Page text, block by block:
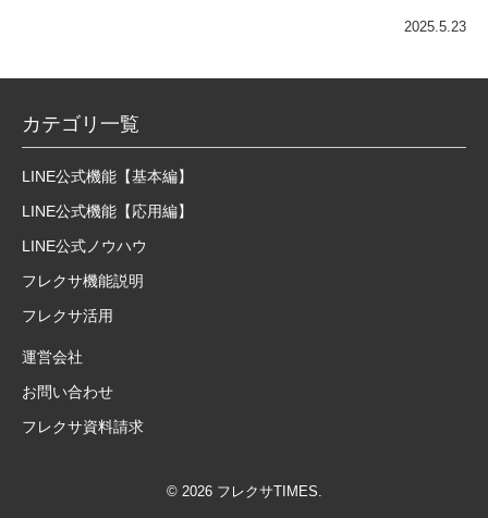
2025.5.23
カテゴリ一覧
LINE公式機能【基本編】
LINE公式機能【応用編】
LINE公式ノウハウ
フレクサ機能説明
フレクサ活用
運営会社
お問い合わせ
フレクサ資料請求
© 2026 フレクサTIMES.